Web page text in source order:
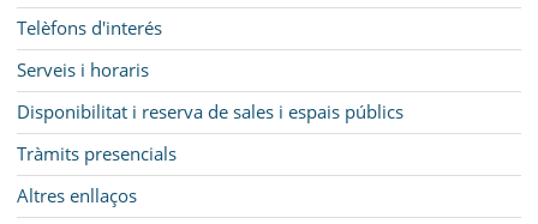
Telèfons d'interés
Serveis i horaris
Disponibilitat i reserva de sales i espais públics
Tràmits presencials
Altres enllaços